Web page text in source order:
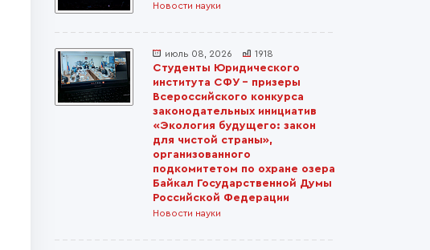
Новости науки
июль 08, 2026 1918
Студенты Юридического
института СФУ – призеры
Всероссийского конкурса
законодательных инициатив
«Экология будущего: закон
для чистой страны»,
организованного
подкомитетом по охране озера
Байкал Государственной Думы
Российской Федерации
Новости науки